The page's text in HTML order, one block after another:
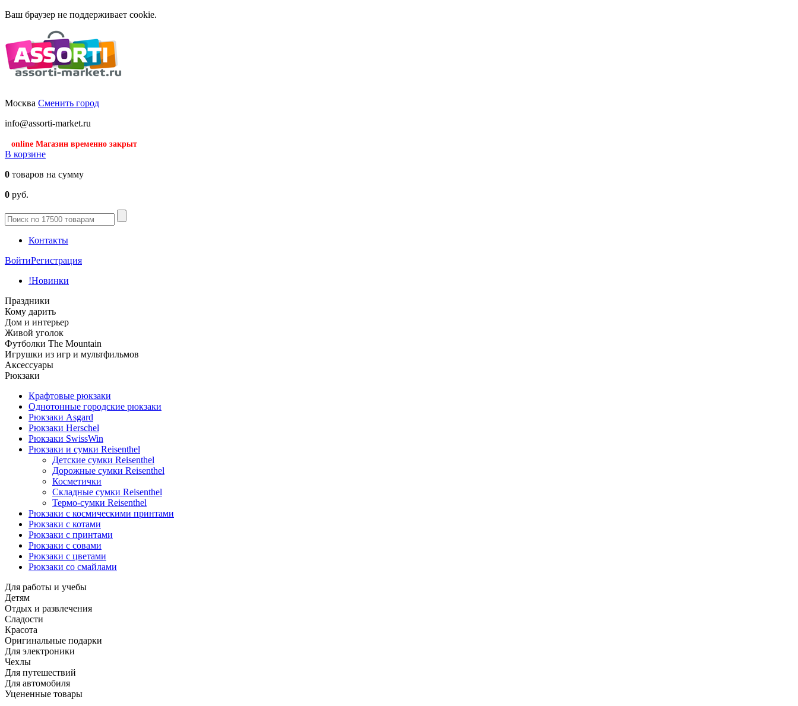
Ваш браузер не поддерживает cookie.
Москва Сменить город
info@assorti-market.ru
online Магазин временно закрыт
В корзине
0 товаров на сумму
0 руб.
Контакты
ВойтиРегистрация
!Новинки
Праздники
Кому дарить
Дом и интерьер
Живой уголок
Футболки The Mountain
Игрушки из игр и мультфильмов
Аксессуары
Рюкзаки
Крафтовые рюкзаки
Однотонные городские рюкзаки
Рюкзаки Asgard
Рюкзаки Herschel
Рюкзаки SwissWin
Рюкзаки и сумки Reisenthel
Детские сумки Reisenthel
Дорожные сумки Reisenthel
Косметички
Складные сумки Reisenthel
Термо-сумки Reisenthel
Рюкзаки с космическими принтами
Рюкзаки с котами
Рюкзаки с принтами
Рюкзаки с совами
Рюкзаки с цветами
Рюкзаки со смайлами
Для работы и учебы
Детям
Отдых и развлечения
Сладости
Красота
Оригинальные подарки
Для электроники
Чехлы
Для путешествий
Для автомобиля
Уцененные товары